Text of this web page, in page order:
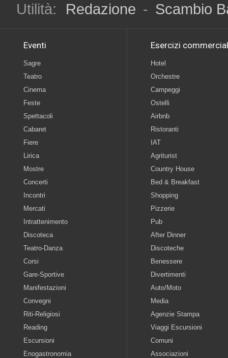
Utilità:
Redazione - Scambio
Eventi
Sagre
Teatro
Cinema
Feste
Spettacoli
Cabaret
Fiere
Lirica
Mostre
Concerti
Incontri
Mercati
Intrattenimento
Discoteca
Teatro-Danza
Corsi
Gare-Sportive
Manifestazioni
Convegni
Riti-Religiosi
Reading
Escursioni
Enogastronomia
Esercizi
Hotel
Orchestre
Campeggi
Ostelli
Airbnb
Ristoranti
IAT
Agriturist
Country House
Bed & Breakfast
Shopping
Pizzerie
Pub
After Dinner
Discoteche
Benessere
Divertimenti
Auto/Moto
Media
Agenzie Stampa
Viaggi Escursioni
Comuni
Associazioni